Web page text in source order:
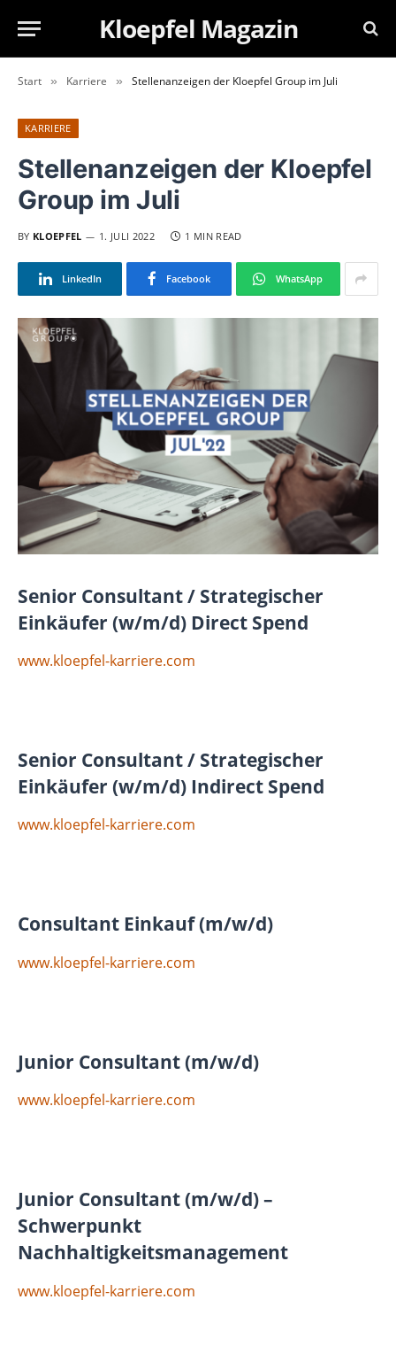
Kloepfel Magazin
Start » Karriere » Stellenanzeigen der Kloepfel Group im Juli
KARRIERE
Stellenanzeigen der Kloepfel
Group im Juli
BY KLOEPFEL 1. JULI 2022 1 MIN READ
LinkedIn Facebook WhatsApp
Senior Consultant / Strategischer
Einkäufer (w/m/d) Direct Spend
www.kloepfel-karriere.com
Senior Consultant / Strategischer
Einkäufer (w/m/d) Indirect Spend
www.kloepfel-karriere.com
Consultant Einkauf (m/w/d)
www.kloepfel-karriere.com
Junior Consultant (m/w/d)
www.kloepfel-karriere.com
Junior Consultant (m/w/d) –
Schwerpunkt
Nachhaltigkeitsmanagement
www.kloepfel-karriere.com